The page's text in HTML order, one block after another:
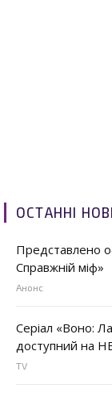
ОСТАННІ
Представлено
Справжній міф»
Анонс
Серіал «Воно:
доступний на
TV